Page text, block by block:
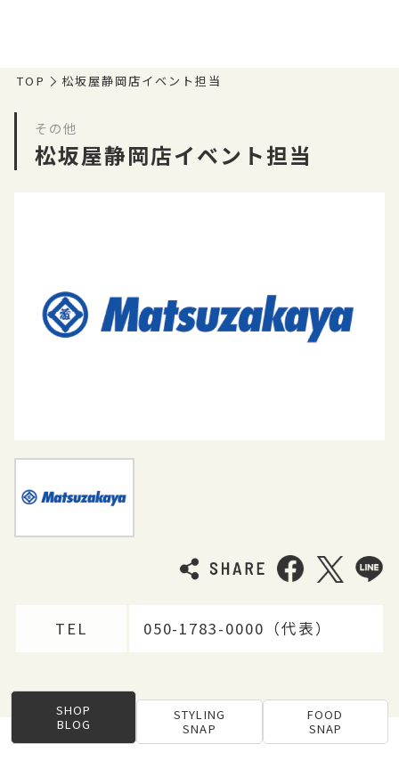
TOP 松坂屋静岡店イベント担当
その他
松坂屋静岡店イベント担当
TEL 050-1783-0000（代表）
SHOP
BLOG
STYLING
SNAP
FOOD
SNAP